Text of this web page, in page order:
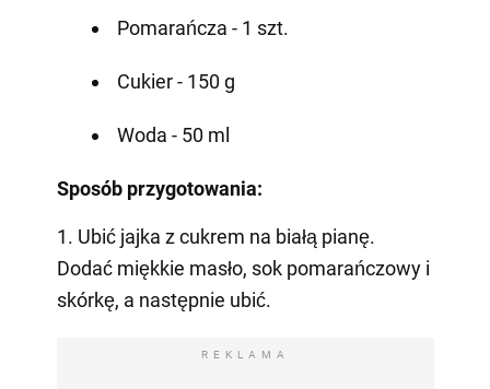
Pomarańcza - 1 szt.
Cukier - 150 g
Woda - 50 ml
Sposób przygotowania:
1. Ubić jajka z cukrem na białą pianę.
Dodać miękkie masło, sok pomarańczowy i
skórkę, a następnie ubić.
REKLAMA